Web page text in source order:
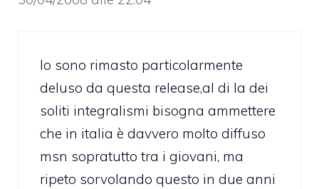
Io sono rimasto particolarmente
deluso da questa release,al di la dei
soliti integralismi bisogna ammettere
che in italia è davvero molto diffuso
msn sopratutto tra i giovani, ma
ripeto sorvolando questo in due anni